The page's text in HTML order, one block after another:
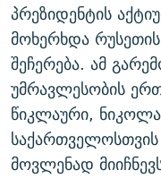
პრეზიდენტის
მოხერხდა
შეჩერება. ამ
უმრავლესობის
წიკლაური,
მოვლენად